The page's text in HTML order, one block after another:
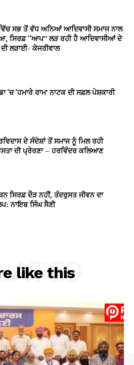
ਸਭ ਤੋਂ ਵੱਧ ਅਨਿਆਂ ਆਦਿਵਾਸੀ ਸਮਾਜ ਨਾਲ
ਸਿਰਫ਼ ‘‘ਆਪ’’ ਲੜ ਰਹੀ ਹੈ ਆਦਿਵਾਸੀਆਂ ਦੇ
ਲੜਾਈ- ਕੇਜਰੀਵਾਲ
‘ਚ ‘ਹਮਾਰੇ ਰਾਮ’ ਨਾਟਕ ਦੀ ਸਫ਼ਲ ਪੇਸ਼ਕਾਰੀ
ਦੇ ਸੰਦੇਸ਼ਾਂ ਤੋਂ ਸਮਾਜ ਨੂੰ ਮਿਲ ਰਹੀ
ਦੀ ਪ੍ਰੇਰਣਾ – ਹਰਵਿੰਦਰ ਕਲਿਆਣ
ਸਿਰਫ਼ ਦੌੜ ਨਹੀਂ, ਤੰਦਰੁਸਤ ਜੀਵਨ ਦਾ
ਨਾਇਬ ਸਿੰਘ ਸੈਣੀ
like this